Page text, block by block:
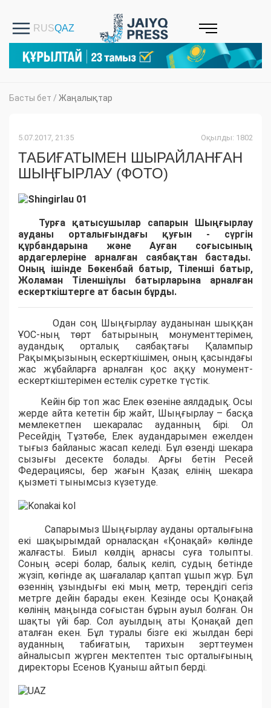
Басты бет / Жаңалықтар
5.07.2017, 21:35 Оқылды: 1802
ТАБИҒАТЫМЕН ШЫРАЙЛАНҒАН
ШЫҢҒЫРЛАУ (ФОТО)
Турға қатысушылар сапарын Шыңғырлау
ауданы орталығындағы қуғын - сүргін
құрбандарына және Ауған соғысының
ардагерлеріне арналған саябақтан бастады.
Оның ішінде Бөкенбай батыр, Тіленші батыр,
Жоламан Тіленшіұлы батырларына арналған
ескерткіштерге ат басын бұрды.
Одан соң Шыңғырлау ауданынан шыққан
ҰОС-ның төрт батырының монументтерімен,
аудандық орталық саябақтағы Қалампыр
Рақымқызының ескерткішімен, оның қасындағы
жас жұбайларға арналған қос аққу монумент-
ескерткіштерімен естелік суретке түстік.
Кейін бір топ жас Елек өзеніне аялдадық. Осы
жерде айта кететін бір жайт, Шыңғырлау – басқа
мемлекетпен шекаралас ауданның бірі. Ол
Ресейдің Тұзтөбе, Елек аудандарымен ежелден
тығыз байланыс жасап келеді. Бұл өзенді шекара
сызығы десекте болады. Арғы бетін Ресей
Федерациясы, бер жағын Қазақ елінің шекара
қызметі тынымсыз күзетуде.
Сапарымыз Шыңғырлау ауданы орталығына
екі шақырымдай орналасқан «Қонақай» көлінде
жалғасты. Биыл көлдің арнасы суға толыпты.
Соның әсері болар, балық келіп, судың бетінде
жүзіп, көгінде ақ шағалалар қаптап ұшып жүр. Бұл
өзеннің ұзындығы екі мың метр, тереңдігі сегіз
метрге дейін барады екен. Кезінде осы Қонақай
көлінің маңында соғыстан бұрын ауыл болған. Он
шақты үйі бар. Сол ауылдың аты Қонақай деп
аталған екен. Бұл туралы бізге екі жылдан бері
ауданның табиғатын, тарихын зерттеумен
айналысып жүрген мектептен тыс орталығының
директоры Есенов Қуаныш айтып берді.